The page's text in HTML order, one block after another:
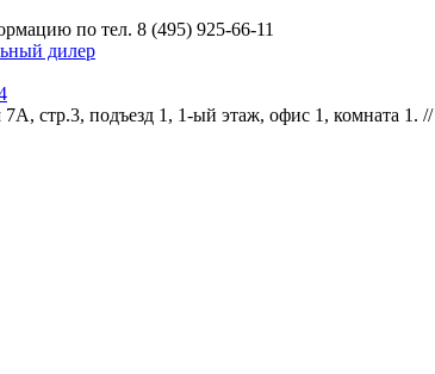
по тел. 8 (495) 925-66-11
стр.3, подъезд 1, 1-ый этаж, офис 1, комната 1. //